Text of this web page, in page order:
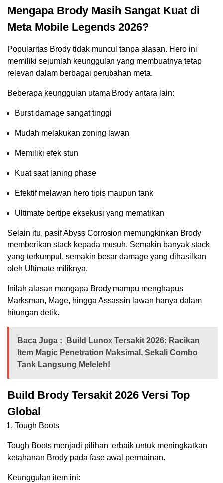
Mengapa Brody Masih Sangat Kuat di
Meta Mobile Legends 2026?
Popularitas Brody tidak muncul tanpa alasan. Hero ini
memiliki sejumlah keunggulan yang membuatnya tetap
relevan dalam berbagai perubahan meta.
Beberapa keunggulan utama Brody antara lain:
Burst damage sangat tinggi
Mudah melakukan zoning lawan
Memiliki efek stun
Kuat saat laning phase
Efektif melawan hero tipis maupun tank
Ultimate bertipe eksekusi yang mematikan
Selain itu, pasif Abyss Corrosion memungkinkan Brody
memberikan stack kepada musuh. Semakin banyak stack
yang terkumpul, semakin besar damage yang dihasilkan
oleh Ultimate miliknya.
Inilah alasan mengapa Brody mampu menghapus
Marksman, Mage, hingga Assassin lawan hanya dalam
hitungan detik.
Baca Juga :
Build Lunox Tersakit 2026: Racikan
Item Magic Penetration Maksimal, Sekali Combo
Tank Langsung Meleleh!
Build Brody Tersakit 2026 Versi Top
Global
Tough Boots
Tough Boots menjadi pilihan terbaik untuk meningkatkan
ketahanan Brody pada fase awal permainan.
Keunggulan item ini: